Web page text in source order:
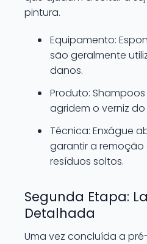
pintura.
Equipamento:
são geralmente
danos.
Produto:
agridem o verniz
Técnica: Enxágue
garantir a
resíduos soltos.
Segunda Etapa:
Detalhada
Uma vez concluída a